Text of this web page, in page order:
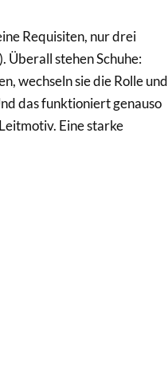
Requisiten, nur drei
Überall stehen Schuhe:
wechseln sie die Rolle und
das funktioniert genauso
Eine starke